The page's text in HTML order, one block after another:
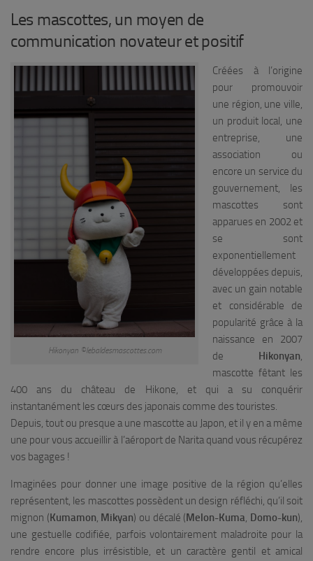
Les mascottes, un moyen de
communication novateur et positif
Hikonyan ©lebaldesmascottes.com
Créées à l’origine
pour promouvoir
une région, une ville,
un produit local, une
entreprise, une
association ou
encore un service du
gouvernement, les
mascottes sont
apparues en 2002 et
se sont
exponentiellement
développées depuis,
avec un gain notable
et considérable de
popularité grâce à la
naissance en 2007
de Hikonyan,
mascotte fêtant les
400 ans du château de Hikone, et qui a su conquérir
instantanément les cœurs des japonais comme des touristes.
Depuis, tout ou presque a une mascotte au Japon, et il y en a même
une pour vous accueillir à l’aéroport de Narita quand vous récupérez
vos bagages !
Imaginées pour donner une image positive de la région qu’elles
représentent, les mascottes possèdent un design réfléchi, qu’il soit
mignon (Kumamon, Mikyan) ou décalé (Melon-Kuma, Domo-kun),
une gestuelle codifiée, parfois volontairement maladroite pour la
rendre encore plus irrésistible, et un caractère gentil et amical